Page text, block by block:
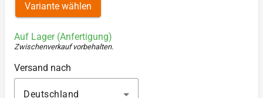
Variante wählen
Auf Lager (Anfertigung)
Zwischenverkauf vorbehalten.
Versand nach
Deutschland